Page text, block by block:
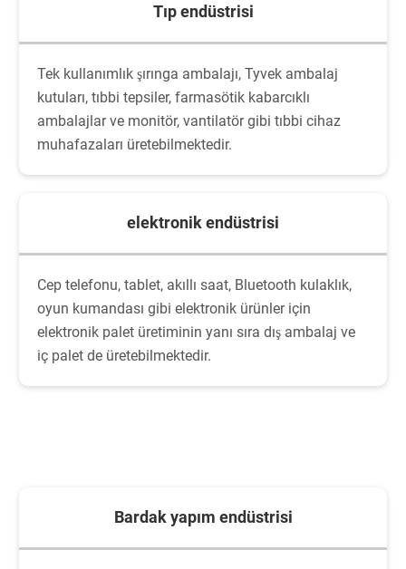
Tıp endüstrisi
Tek kullanımlık şırınga ambalajı, Tyvek ambalaj
kutuları, tıbbi tepsiler, farmasötik kabarcıklı
ambalajlar ve monitör, vantilatör gibi tıbbi cihaz
muhafazaları üretebilmektedir.
elektronik endüstrisi
Cep telefonu, tablet, akıllı saat, Bluetooth kulaklık,
oyun kumandası gibi elektronik ürünler için
elektronik palet üretiminin yanı sıra dış ambalaj ve
iç palet de üretebilmektedir.
Bardak yapım endüstrisi